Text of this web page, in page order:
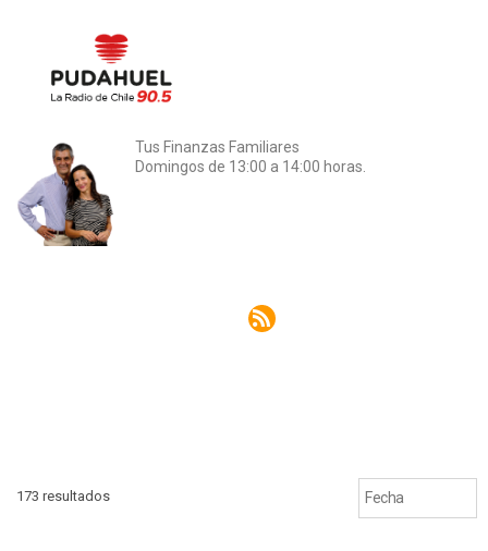
Tus Finanzas Familiares
Domingos de 13:00 a 14:00 horas.
Rss
173 resultados